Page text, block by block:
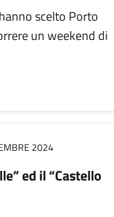
scelto Porto
un weekend di
2024
ed il “Castello